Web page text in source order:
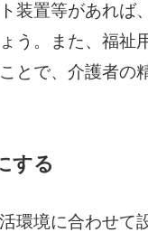
装置等があれば
う。また、福祉
とで、介護者の
する
環境に合わせて